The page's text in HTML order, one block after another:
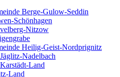
Berge-Gulow-Seddin
Schönhagen
Nitzow
Heilig-Geist-Nordprignitz
Nadelbach
Land
Land